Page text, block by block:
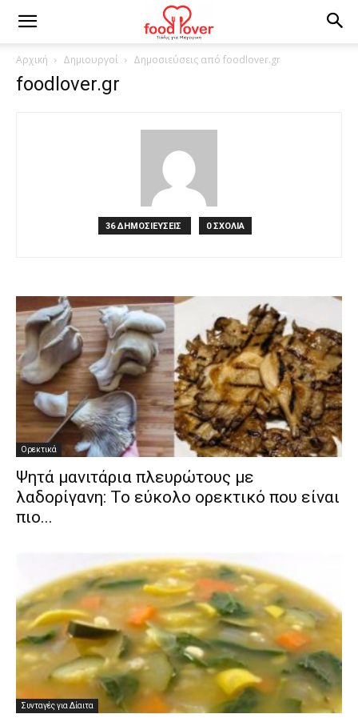
Αρχική Δημιουργοί Δημοσιεύσεις από foodlover.gr
foodlover.gr
36 ΔΗΜΟΣΙΕΥΣΕΙΣ 0 ΣΧΟΛΙΑ
Ορεκτικά
Ψητά μανιτάρια πλευρώτους με
λαδορίγανη: Το εύκολο ορεκτικό που είναι
πιο...
Συνταγές για Δίαιτα